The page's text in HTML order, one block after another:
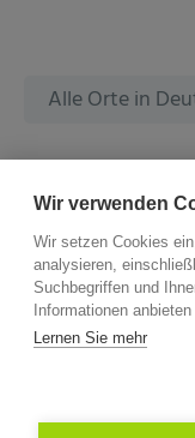
Alle Orte in
Alle
©2026 –ZVG
Wir verwenden
Wir setzen Cookies
analysieren,
Suchbegriffen und
Informationen
Lernen Sie mehr